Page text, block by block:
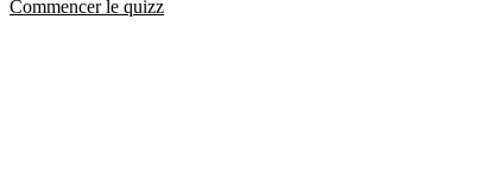
Commencer le quizz